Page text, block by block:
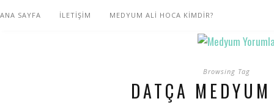
ANA SAYFA İLETİŞİM MEDYUM ALİ HOCA KİMDİR?
Browsing Tag
DATÇA